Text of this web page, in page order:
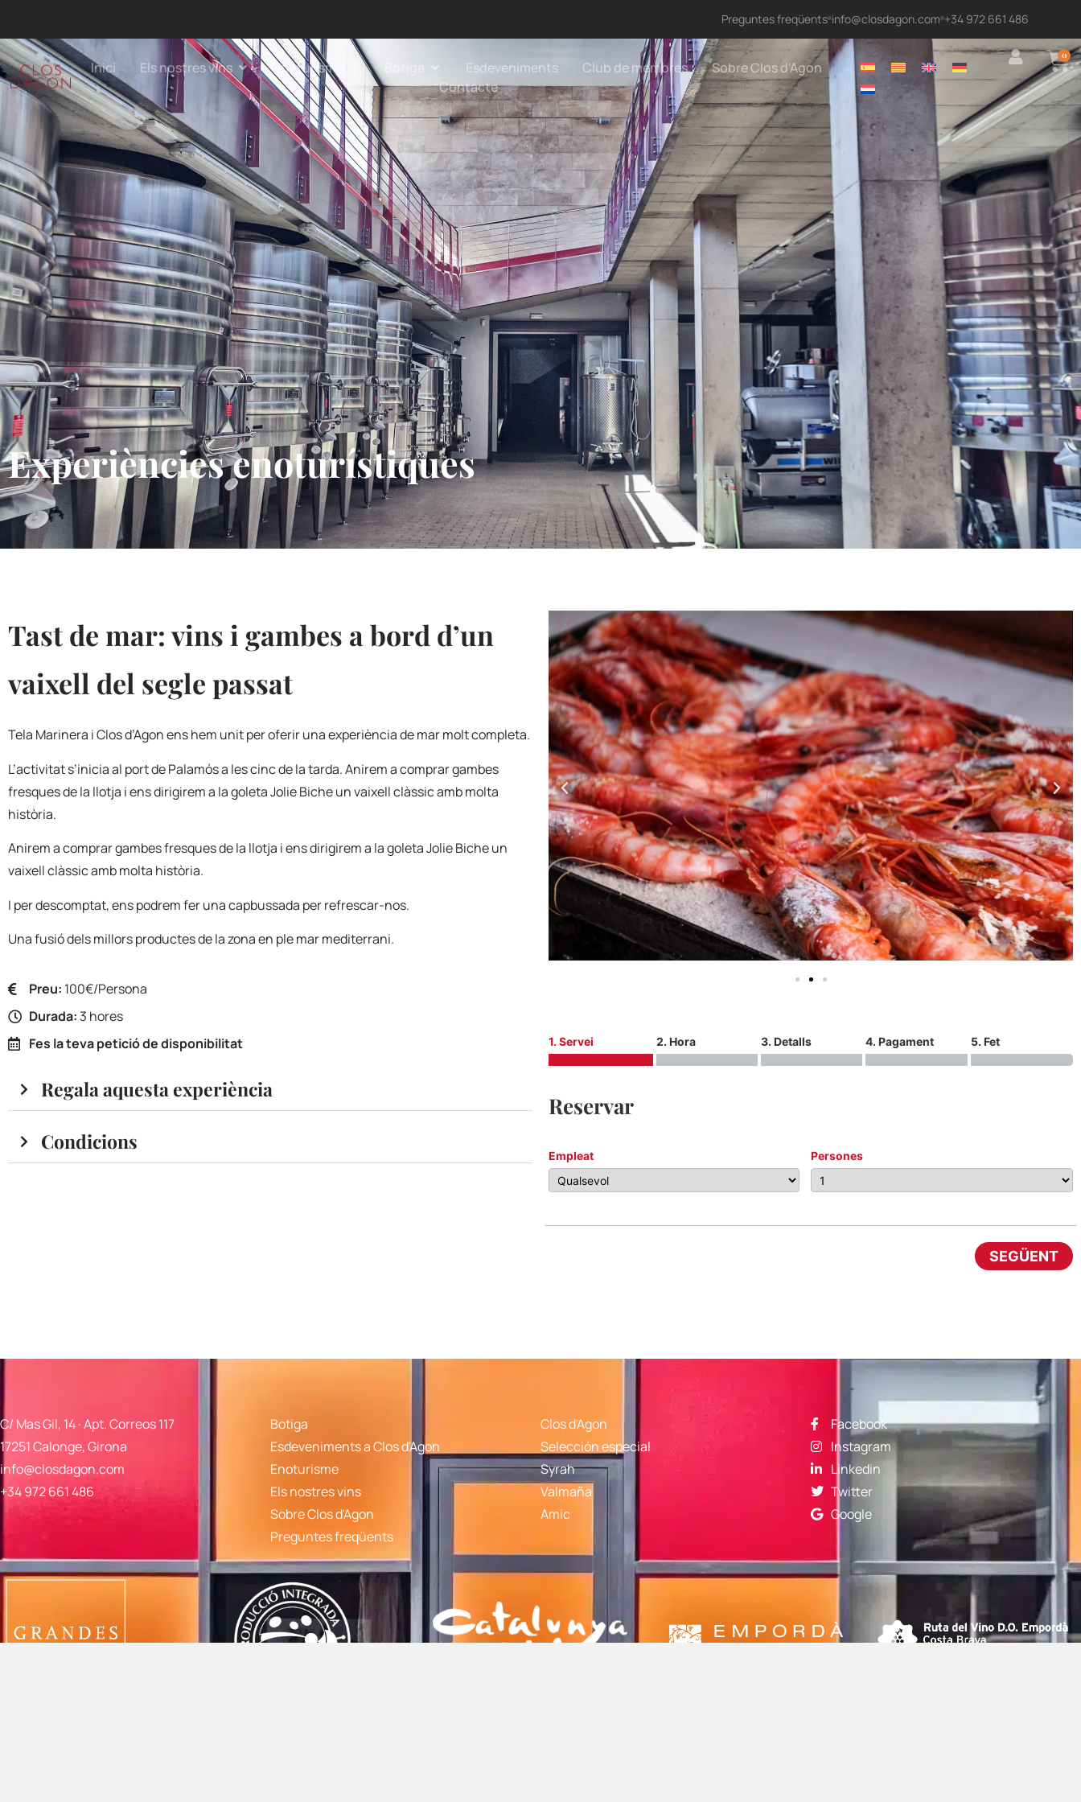
Preguntes freqüents info@closdagon.com +34 972 661 486
Inici Els nostres vins Enoturisme Esdeveniments Club de membres
Sobre Clos d'Agon
Contacte
0
Experiències enoturístiques
Tast de mar: vins i gambes a bord d’un
vaixell del segle passat
Tela Marinera i Clos d’Agon ens hem unit per oferir una experiència de mar molt completa.
L’activitat s’inicia al port de Palamós a les cinc de la tarda. Anirem a comprar gambes
fresques de la llotja i ens dirigirem a la goleta Jolie Biche un vaixell clàssic amb molta
història.
Anirem a comprar gambes fresques de la llotja i ens dirigirem a la goleta Jolie Biche un
vaixell clàssic amb molta història.
I per descomptat, ens podrem fer una capbussada per refrescar-nos.
Una fusió dels millors productes de la zona en ple mar mediterrani.
Preu: 100€/Persona
Durada: 3 hores
Fes la teva petició de disponibilitat
Regala aquesta experiència
Condicions
1. Servei 2. Hora 3. Detalls 4. Pagament 5. Fet
Reservar
Empleat Persones
SEGÜENT
C/ Mas Gil, 14 · Apt. Correos 117
17251 Calonge, Girona
info@closdagon.com
+34 972 661 486
Botiga
Esdeveniments a Clos d'Agon
Enoturisme
Els nostres vins
Sobre Clos d'Agon
Preguntes freqüents
Clos d'Agon
Selección especial
Syrah
Valmaña
Amic
Facebook
Instagram
Linkedin
Twitter
Google